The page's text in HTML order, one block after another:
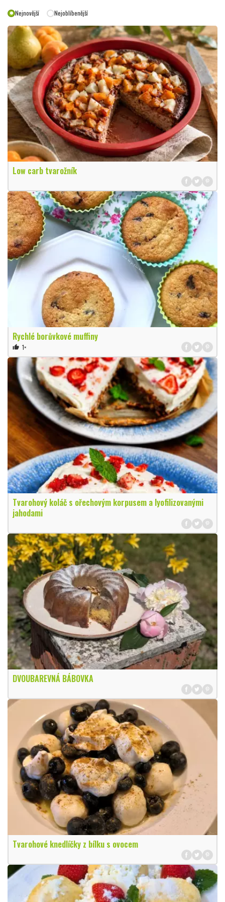
Nejnovější Nejoblíbenější
Low carb tvarožník
Rychlé borůvkové muffiny
thumb_up 1×
Tvarohový koláč s ořechovým korpusem a lyofilizovanými
jahodami
DVOUBAREVNÁ BÁBOVKA
Tvarohové knedlíčky z bílku s ovocem